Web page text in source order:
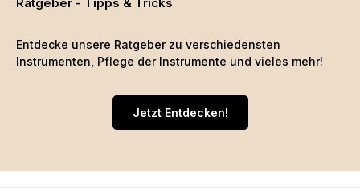
Entdecke unsere Ratgeber zu verschiedensten
Instrumenten, Pflege der Instrumente und vieles mehr!
Jetzt Entdecken!